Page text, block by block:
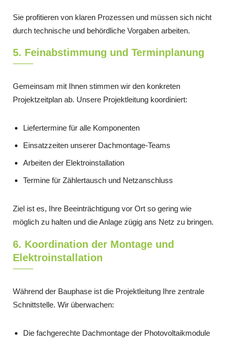
Sie profitieren von klaren Prozessen und müssen sich nicht
durch technische und behördliche Vorgaben arbeiten.
5. Feinabstimmung und Terminplanung
Gemeinsam mit Ihnen stimmen wir den konkreten
Projektzeitplan ab. Unsere Projektleitung koordiniert:
Liefertermine für alle Komponenten
Einsatzzeiten unserer Dachmontage-Teams
Arbeiten der Elektroinstallation
Termine für Zählertausch und Netzanschluss
Ziel ist es, Ihre Beeinträchtigung vor Ort so gering wie
möglich zu halten und die Anlage zügig ans Netz zu bringen.
6. Koordination der Montage und
Elektroinstallation
Während der Bauphase ist die Projektleitung Ihre zentrale
Schnittstelle. Wir überwachen:
Die fachgerechte Dachmontage der Photovoltaikmodule